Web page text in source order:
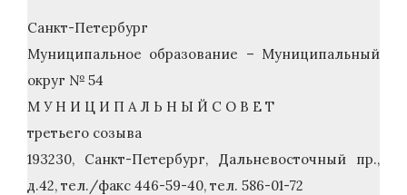
Санкт-Петербург
Муниципальное образование – Муниципальный
округ № 54
М У Н И Ц И П А Л Ь Н Ы Й С О В Е Т
третьего созыва
193230, Санкт-Петербург, Дальневосточный пр.,
д.42, тел./факс 446-59-40, тел. 586-01-72